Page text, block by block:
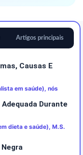
Artigos principais
Causas E
em saúde), nós
Durante
dieta e saúde), M.S.